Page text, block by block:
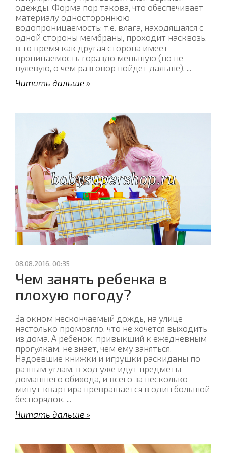
одежды. Форма пор такова, что обеспечивает
материалу одностороннюю
водопроницаемость: т.е. влага, находящаяся с
одной стороны мембраны, проходит насквозь,
в то время как другая сторона имеет
проницаемость гораздо меньшую (но не
нулевую, о чем разговор пойдет дальше). ...
Читать дальше »
08.08.2016, 00:35
Чем занять ребенка в
плохую погоду?
За окном нескончаемый дождь, на улице
настолько промозгло, что не хочется выходить
из дома. А ребенок, привыкший к ежедневным
прогулкам, не знает, чем ему заняться.
Надоевшие книжки и игрушки раскиданы по
разным углам, в ход уже идут предметы
домашнего обихода, и всего за несколько
минут квартира превращается в один большой
беспорядок. ...
Читать дальше »